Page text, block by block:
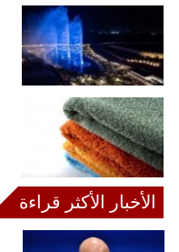
الأخبار الأكثر قراءة